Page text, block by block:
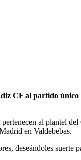
CF al partido
al plantel
en Valdebebas.
deseándoles suerte